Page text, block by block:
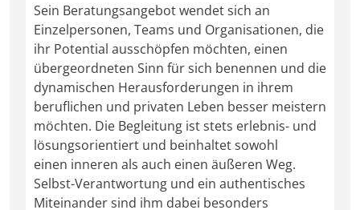
Sein Beratungsangebot wendet sich an
Einzelpersonen, Teams und Organisationen, die
ihr Potential ausschöpfen möchten, einen
übergeordneten Sinn für sich benennen und die
dynamischen Herausforderungen in ihrem
beruflichen und privaten Leben besser meistern
möchten. Die Begleitung ist stets erlebnis- und
lösungsorientiert und beinhaltet sowohl
einen inneren als auch einen äußeren Weg.
Selbst-Verantwortung und ein authentisches
Miteinander sind ihm dabei besonders